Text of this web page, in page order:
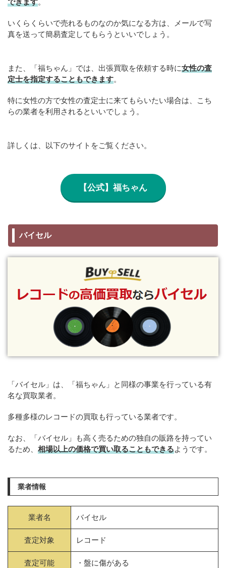
いくらくらいで売れるものなのか気になる方は、メールで写
真を送って簡易査定してもらうといいでしょう。
また、「福ちゃん」では、出張買取を依頼する時に女性の査
定士を指定することもできます。
特に女性の方で女性の査定士に来てもらいたい場合は、こち
らの業者を利用されるといいでしょう。
詳しくは、以下のサイトをご覧ください。
【公式】福ちゃん
バイセル
「バイセル」は、「福ちゃん」と同様の事業を行っている有
名な買取業者。
多種多様のレコードの買取も行っている業者です。
なお、「バイセル」も高く売るための独自の販路を持ってい
るため、 相場以上の価格で買い取ることもできるようです。
業者情報
業者名 バイセル
査定対象 レコード
査定可能
・盤に傷がある